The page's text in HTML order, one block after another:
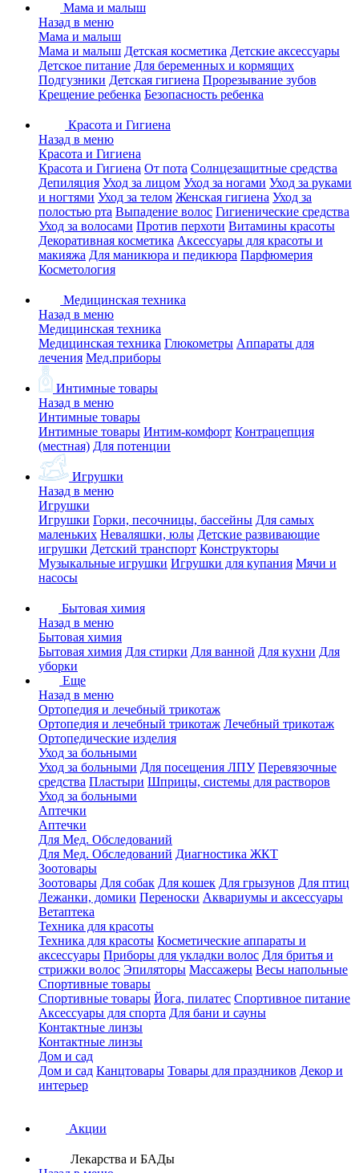
Мама и малыш
Назад в меню
Мама и малыш
Мама и малыш Детская косметика Детские аксессуары
Детское питание Для беременных и кормящих
Подгузники Детская гигиена Прорезывание зубов
Крещение ребенка Безопасность ребенка
Красота и Гигиена
Назад в меню
Красота и Гигиена
Красота и Гигиена От пота Солнцезащитные средства
Депиляция Уход за лицом Уход за ногами Уход за руками
и ногтями Уход за телом Женская гигиена Уход за
полостью рта Выпадение волос Гигиенические средства
Уход за волосами Против перхоти Витамины красоты
Декоративная косметика Аксессуары для красоты и
макияжа Для маникюра и педикюра Парфюмерия
Косметология
Медицинская техника
Назад в меню
Медицинская техника
Медицинская техника Глюкометры Аппараты для
лечения Мед.приборы
Интимные товары
Назад в меню
Интимные товары
Интимные товары Интим-комфорт Контрацепция
(местная) Для потенции
Игрушки
Назад в меню
Игрушки
Игрушки Горки, песочницы, бассейны Для самых
маленьких Неваляшки, юлы Детские развивающие
игрушки Детский транспорт Конструкторы
Музыкальные игрушки Игрушки для купания Мячи и
насосы
Бытовая химия
Назад в меню
Бытовая химия
Бытовая химия Для стирки Для ванной Для кухни Для
уборки
Еще
Назад в меню
Ортопедия и лечебный трикотаж
Ортопедия и лечебный трикотаж Лечебный трикотаж
Ортопедические изделия
Уход за больными
Уход за больными Для посещения ЛПУ Перевязочные
средства Пластыри Шприцы, системы для растворов
Уход за больными
Аптечки
Аптечки
Для Мед. Обследований
Для Мед. Обследований Диагностика ЖКТ
Зоотовары
Зоотовары Для собак Для кошек Для грызунов Для птиц
Лежанки, домики Переноски Аквариумы и аксессуары
Ветаптека
Техника для красоты
Техника для красоты Косметические аппараты и
аксессуары Приборы для укладки волос Для бритья и
стрижки волос Эпиляторы Массажеры Весы напольные
Спортивные товары
Спортивные товары Йога, пилатес Спортивное питание
Аксессуары для спорта Для бани и сауны
Контактные линзы
Контактные линзы
Дом и сад
Дом и сад Канцтовары Товары для праздников Декор и
интерьер
Акции
Лекарства и БАДы